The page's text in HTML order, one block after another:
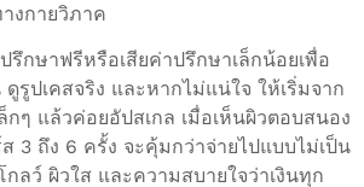
งกายวิภาค
รึกษาฟรีหรือเสียค่าปรึกษาเล็กน้อยเพื่อ
ดูรูปเคสจริง และหากไม่แน่ใจ ให้เริ่มจาก
ๆ แล้วค่อยอัปสเกล เมื่อเห็นผิวตอบสนอง
3 ถึง 6 ครั้ง จะคุ้มกว่าจ่ายไปแบบไม่เป็น
ลว์ ผิวใส และความสบายใจว่าเงินทุก